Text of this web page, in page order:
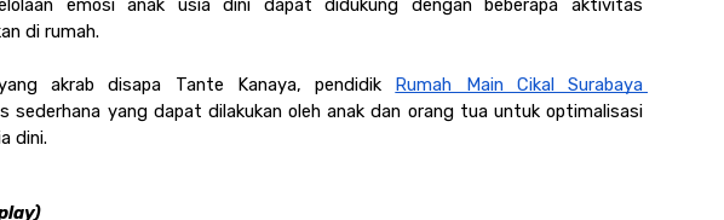
emosi anak usia dini dapat didukung dengan beberapa aktivitas
di rumah.
akrab disapa Tante Kanaya, pendidik
sederhana yang dapat dilakukan oleh anak dan orang tua untuk optimalisasi
dini.